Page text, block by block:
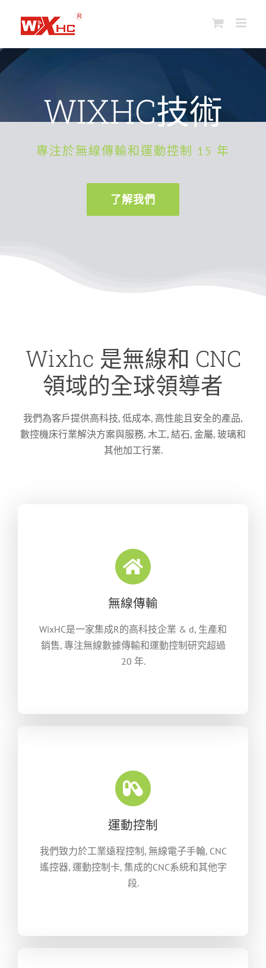
WIXHC技術
專注於無線傳輸和運動控制 15 年
了解我們
Wixhc 是無線和 CNC
領域的全球領導者
我們為客戶提供高科技, 低成本, 高性能且安全的產品,
數控機床行業解決方案與服務, 木工, 結石, 金屬, 玻璃和
其他加工行業.
無線傳輸
WixHC是一家集成R的高科技企業 & d, 生產和
銷售, 專注無線數據傳輸和運動控制研究超過
20 年.
運動控制
我們致力於工業遠程控制, 無線電子手輪, CNC
遙控器, 運動控制卡, 集成的CNC系統和其他字
段.